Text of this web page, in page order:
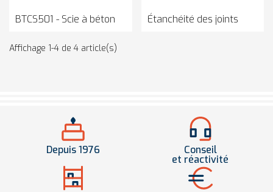
BTCS501 - Scie à béton Étanchéité des joints
Affichage 1-4 de 4 article(s)
Depuis 1976 Conseil
et réactivité